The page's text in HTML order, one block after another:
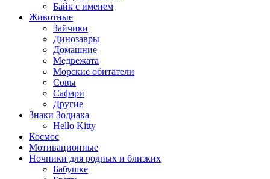
Байк с именем
Животные
Зайчики
Динозавры
Домашние
Медвежата
Морские обитатели
Совы
Сафари
Другие
Знаки Зодиака
Hello Kitty
Космос
Мотивационные
Ночники для родных и близких
Бабушке